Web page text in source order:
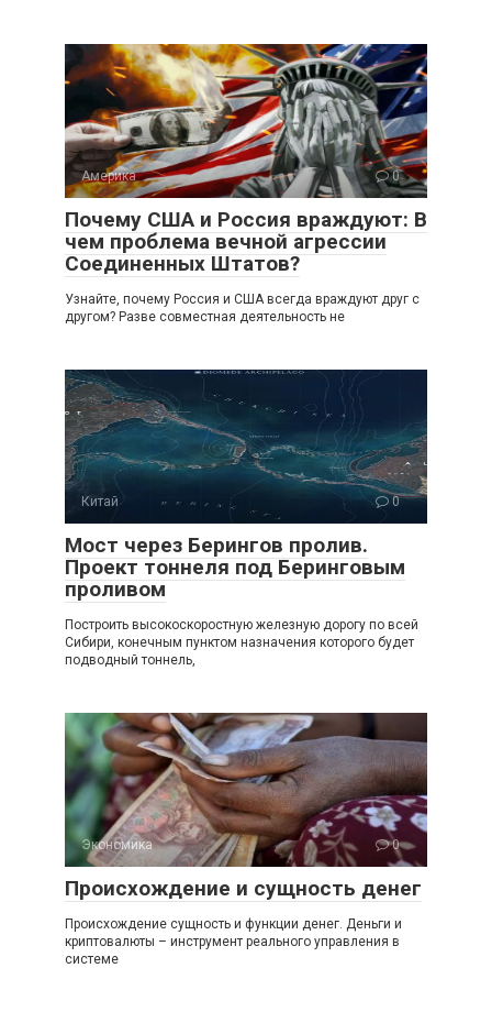
Америка 0
Почему США и Россия враждуют: В
чем проблема вечной агрессии
Соединенных Штатов?
Узнайте, почему Россия и США всегда враждуют друг с
другом? Разве совместная деятельность не
Китай 0
Мост через Берингов пролив.
Проект тоннеля под Беринговым
проливом
Построить высокоскоростную железную дорогу по всей
Сибири, конечным пунктом назначения которого будет
подводный тоннель,
Экономика 0
Происхождение и сущность денег
Происхождение сущность и функции денег. Деньги и
криптовалюты – инструмент реального управления в
системе